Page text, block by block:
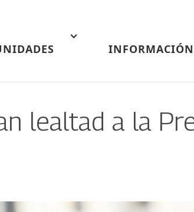
INFORMACIÓN
lealtad a la